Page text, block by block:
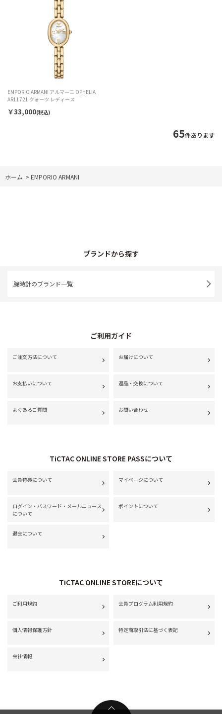
EMPORIO ARMANI アルマーニ OPHELIA
AR11721 クォーツ レディース
￥33,000(税込)
65件あります
ホーム > EMPORIO ARMANI
ブランドから探す
腕時計のブランド一覧
ご利用ガイド
ご注文方法について お届けについて
お支払いについて 返品・交換について
よくあるご質問 お問い合わせ
TiCTAC ONLINE STORE PASSについて
会員特典について マイページについて
ログイン・パスワード・メールニュース
について
ポイントについて
退会について
TiCTAC ONLINE STOREについて
ご利用規約 会員プログラム利用規約
個人情報保護方針 特定商取引法に基づく表記
会社情報